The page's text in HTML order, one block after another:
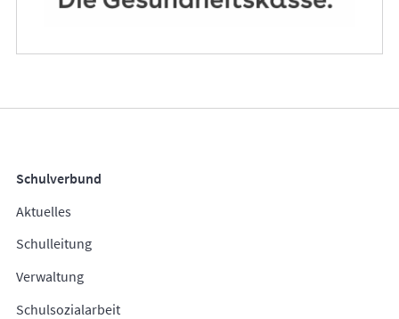
Schulverbund
Aktuelles
Schulleitung
Verwaltung
Schulsozialarbeit